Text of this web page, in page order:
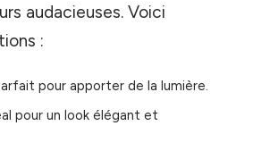
audacieuses. Voici
:
pour apporter de la lumière.
pour un look élégant et